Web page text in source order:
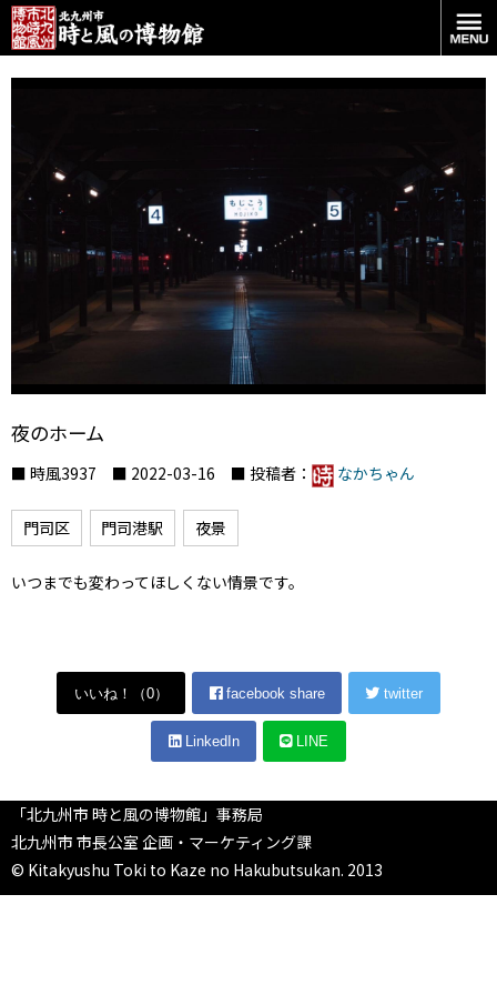
夜のホーム
■ 時風3937 ■ 2022-03-16 ■ 投稿者： なかちゃん
門司区 門司港駅 夜景
いつまでも変わってほしくない情景です。
いいね！（0） facebook share twitter
LinkedIn LINE
「北九州市 時と風の博物館」事務局
北九州市 市長公室 企画・マーケティング課
© Kitakyushu Toki to Kaze no Hakubutsukan. 2013